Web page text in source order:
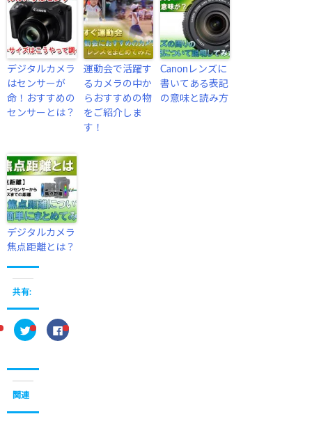
デジタルカメラ
はセンサーが
命！おすすめの
センサーとは？
運動会で活躍す
るカメラの中か
らおすすめの物
をご紹介しま
す！
Canonレンズに
書いてある表記
の意味と読み方
デジタルカメラ
焦点距離とは？
共有:
ク
リ
て
t
F
a
関連